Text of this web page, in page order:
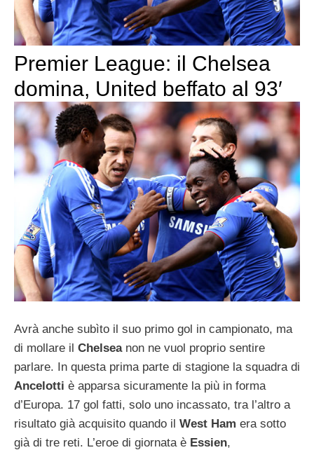
Premier League: il Chelsea
domina, United beffato al 93′
Avrà anche subìto il suo primo gol in campionato, ma
di mollare il Chelsea non ne vuol proprio sentire
parlare. In questa prima parte di stagione la squadra di
Ancelotti è apparsa sicuramente la più in forma
d’Europa. 17 gol fatti, solo uno incassato, tra l’altro a
risultato già acquisito quando il West Ham era sotto
già di tre reti. L’eroe di giornata è Essien,